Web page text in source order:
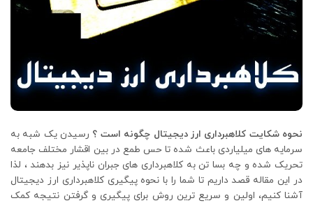
نحوه شکایت کلاهبرداری ارز دیجیتال چگونه است ؟ رسیدن یک شبه به
سرمایه های میلیاردی باعث شده تا حس طمع در بین اقشار مختلف جامعه
تحریک شده و چه بسا تن به کلاهبرداری های جبران ناپذیر نیز بدهند ، لذا
در این مقاله قصد داریم تا شما را با نحوه پیگیری کلاهبرداری ارز دیجیتال
آشنا کنیم، اولین و سریع ترین روش برای پیگیری و گرفتن نتیجه کمک